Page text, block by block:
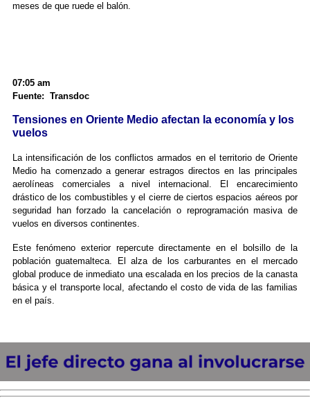
meses de que ruede el balón.
07:05 am
Fuente: Transdoc
Tensiones en Oriente Medio afectan la economía y los
vuelos
La intensificación de los conflictos armados en el territorio de Oriente
Medio ha comenzado a generar estragos directos en las principales
aerolíneas comerciales a nivel internacional. El encarecimiento
drástico de los combustibles y el cierre de ciertos espacios aéreos por
seguridad han forzado la cancelación o reprogramación masiva de
vuelos en diversos continentes.
Este fenómeno exterior repercute directamente en el bolsillo de la
población guatemalteca. El alza de los carburantes en el mercado
global produce de inmediato una escalada en los precios de la canasta
básica y el transporte local, afectando el costo de vida de las familias
en el país.